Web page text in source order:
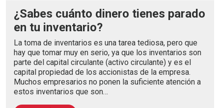
¿Sabes cuánto dinero tienes parado
en tu inventario?
La toma de inventarios es una tarea tediosa, pero que
hay que tomar muy en serio, ya que los inventarios son
parte del capital circulante (activo circulante) y es el
capital propiedad de los accionistas de la empresa.
Muchos empresarios no ponen la suficiente atención a
estos inventarios que son…